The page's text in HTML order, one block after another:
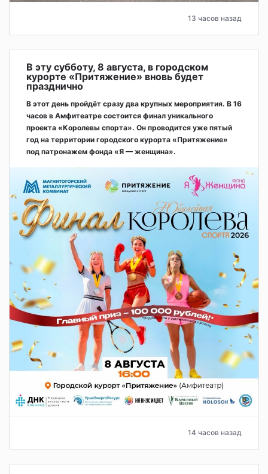
13 часов назад
В эту субботу, 8 августа, в городском
курорте «Притяжение» вновь будет
празднично
В этот день пройдёт сразу два крупных мероприятия. В 16
часов в Амфитеатре состоится финал уникального
проекта «Королевы спорта». Он проводится уже пятый
год на территории городского курорта «Притяжение»
под патронажем фонда «Я — женщина».
14 часов назад